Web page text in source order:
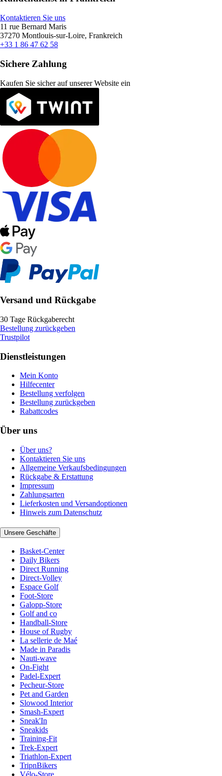
Kontaktieren Sie uns
11 rue Bernard Maris
37270 Montlouis-sur-Loire, Frankreich
+33 1 86 47 62 58
Sichere Zahlung
Kaufen Sie sicher auf unserer Website ein
Versand und Rückgabe
30 Tage Rückgaberecht
Bestellung zurückgeben
Trustpilot
Dienstleistungen
Mein Konto
Hilfecenter
Bestellung verfolgen
Bestellung zurückgeben
Rabattcodes
Über uns
Über uns?
Kontaktieren Sie uns
Allgemeine Verkaufsbedingungen
Rückgabe & Erstattung
Impressum
Zahlungsarten
Lieferkosten und Versandoptionen
Hinweis zum Datenschutz
Unsere Geschäfte
Basket-Center
Daily Bikers
Direct Running
Direct-Volley
Espace Golf
Foot-Store
Galopp-Store
Golf and co
Handball-Store
House of Rugby
La sellerie de Maé
Made in Paradis
Nauti-wave
On-Fight
Padel-Expert
Pecheur-Store
Pet and Garden
Slowood Interior
Smash-Expert
Sneak'In
Sneakids
Training-Fit
Trek-Expert
Triathlon-Expert
TripnBikers